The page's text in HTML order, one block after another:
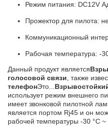
Режим питания: DC12V
Прожектор для пилота:
Коммуникационный
Рабочая температура: -
Данный продукт является
голосовой связи , также
телефонЭто...
использует режим внешнего
имеет звонковой пилотной
является портом Rj45 и он
рабочей температуры -30 °C ~